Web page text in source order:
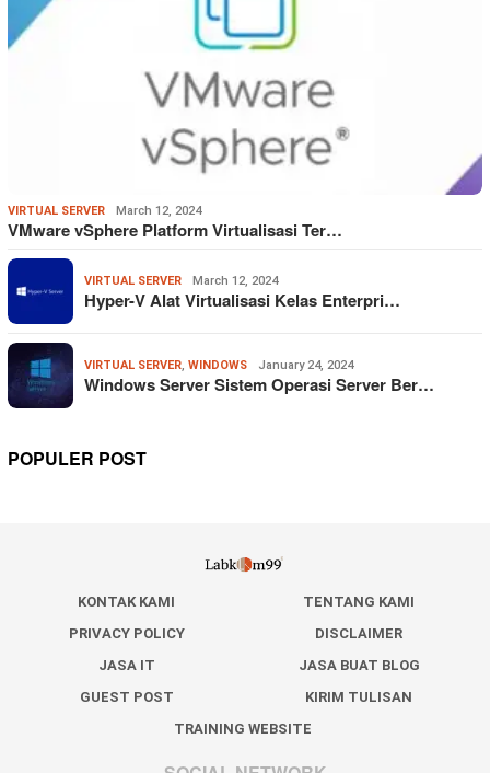
VIRTUAL SERVER March 12, 2024
VMware vSphere Platform Virtualisasi Ter…
VIRTUAL SERVER March 12, 2024
Hyper-V Alat Virtualisasi Kelas Enterpri…
VIRTUAL SERVER, WINDOWS January 24, 2024
Windows Server Sistem Operasi Server Ber…
POPULER POST
KONTAK KAMI
TENTANG KAMI
PRIVACY POLICY
DISCLAIMER
JASA IT
JASA BUAT BLOG
GUEST POST
KIRIM TULISAN
TRAINING WEBSITE